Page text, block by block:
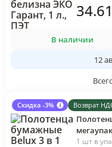
34.61
В наличии
12
Скидка -3% Возврат
1 шт в